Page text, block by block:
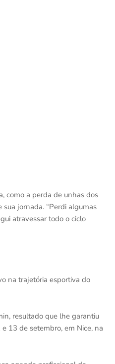
como a perda de unhas dos
jornada. “Perdi algumas
atravessar todo o ciclo
na trajetória esportiva do
resultado que lhe garantiu
13 de setembro, em Nice, na